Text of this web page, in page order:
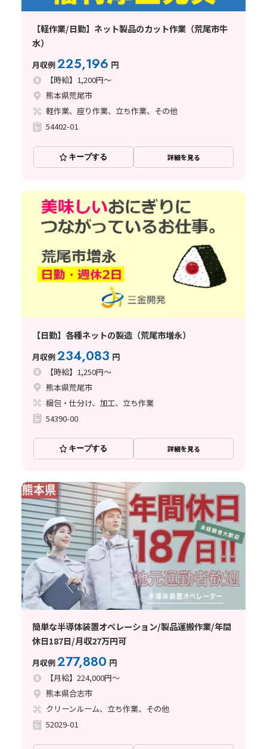
【軽作業/日勤】ネット製品のカット作業（荒尾市牛
水）
月収例225,196 円
【時給】1,200円～
熊本県荒尾市
軽作業、座り作業、立ち作業、その他
54402-01
キープする 詳細を見る
【日勤】各種ネットの製造（荒尾市増永）
月収例234,083 円
【時給】1,250円～
熊本県荒尾市
梱包・仕分け、加工、立ち作業
54390-00
キープする 詳細を見る
簡単な半導体装置オペレーション/製品運搬作業/年間
休日187日/月収27万円可
月収例277,880 円
【月給】224,000円～
熊本県合志市
クリーンルーム、立ち作業、その他
52029-01